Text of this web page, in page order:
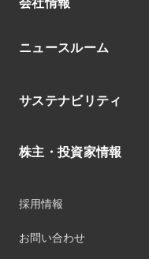
会社情報
会社概要
中期経営戦略
役員
事業
ニュースルーム
トピックス
IRニュース
サステナビリティ
環境
ガバナンス
マテリアリティ
株主・投資家情報
財務ハイライト
採用情報
お問い合わせ